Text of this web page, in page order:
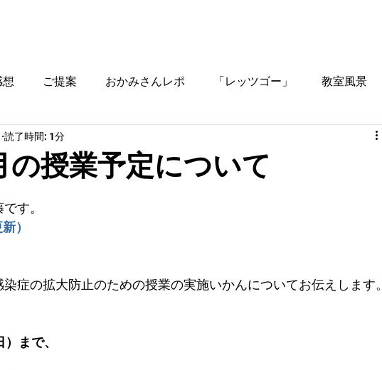
想 ご提案 おかみさんレポ 「レッツゴー」 教室風景
情報
の授業予定について
読了時間: 1分
す。
）
症の拡大防止のための授業の実施いかんについてお伝えします。
まで、